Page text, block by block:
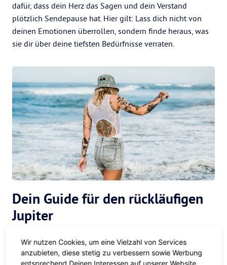
dafür, dass dein Herz das Sagen und dein Verstand
plötzlich Sendepause hat. Hier gilt: Lass dich nicht von
deinen Emotionen überrollen, sondern finde heraus, was
sie dir über deine tiefsten Bedürfnisse verraten.
Dein Guide für den rückläufigen
Jupiter
Masterplan in the Making
Wir nutzen Cookies, um eine Vielzahl von Services
anzubieten, diese stetig zu verbessern sowie Werbung
entsprechend Deinen Interessen auf unserer Website,